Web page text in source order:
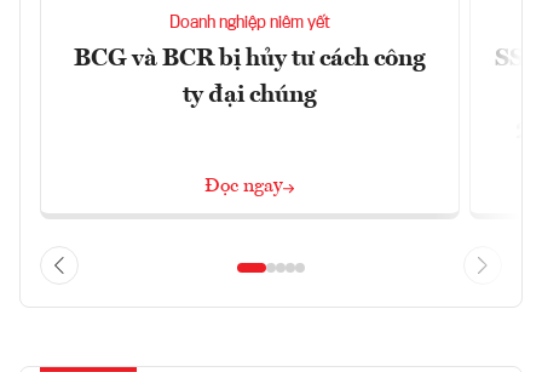
Doanh nghiệp niêm yết
BCG và BCR bị hủy tư cách công
ty đại chúng
Đọc ngay
SSI